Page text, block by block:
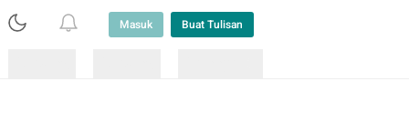
Masuk Buat Tulisan